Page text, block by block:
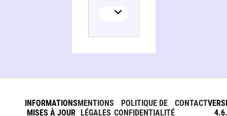
INFORMATIONS
MISES À JOUR
MENTIONS
LÉGALES
POLITIQUE DE
CONFIDENTIALITÉ
CONTACT